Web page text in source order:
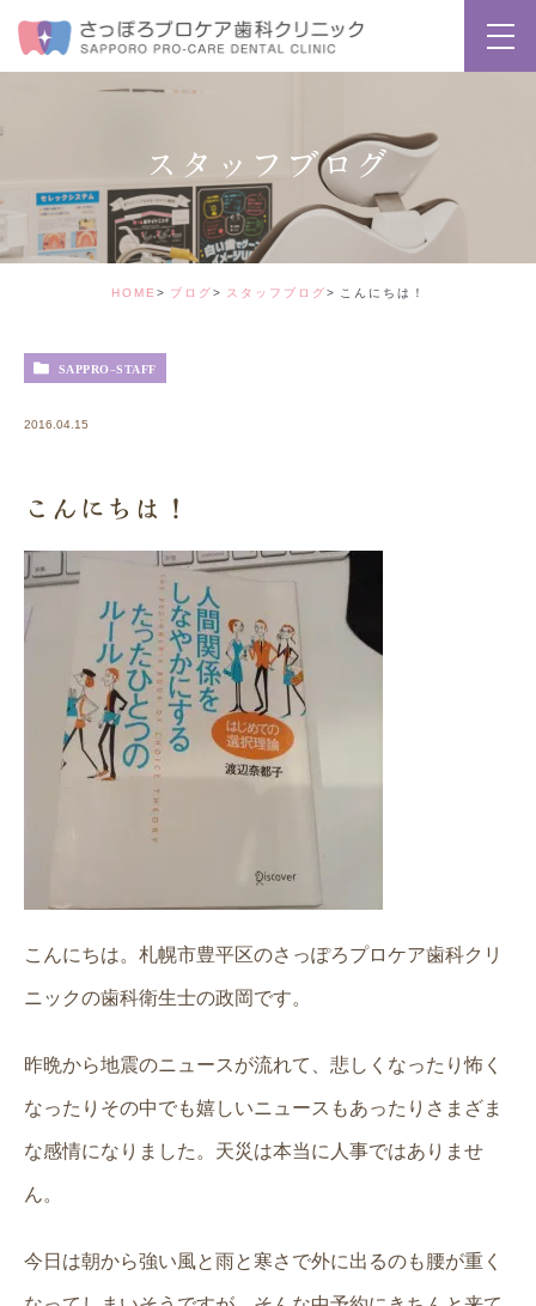
スタッフブログ
HOME ブログ スタッフブログ こんにちは！
SAPPRO-STAFF
2016.04.15
こんにちは！
こんにちは。札幌市豊平区のさっぽろプロケア歯科クリ
ニックの歯科衛生士の政岡です。
昨晩から地震のニュースが流れて、悲しくなったり怖く
なったりその中でも嬉しいニュースもあったりさまざま
な感情になりました。天災は本当に人事ではありませ
ん。
今日は朝から強い風と雨と寒さで外に出るのも腰が重く